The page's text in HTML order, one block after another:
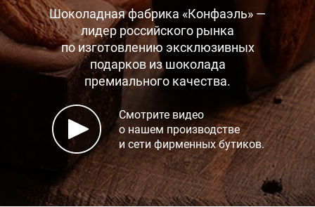
Шоколадная фабрика «Конфаэль» —
лидер российского рынка
по изготовлению эксклюзивных
подарков из шоколада
премиального качества.
Смотрите видео
о нашем производстве
и сети фирменных бутиков.